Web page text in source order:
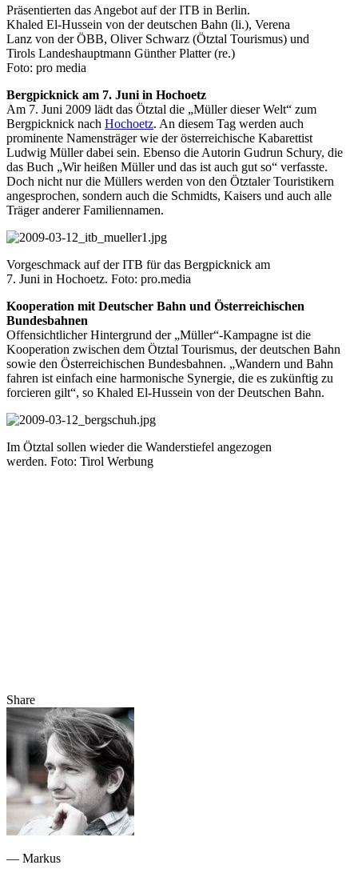
Präsentierten das Angebot auf der ITB in Berlin.
Khaled El-Hussein von der deutschen Bahn (li.), Verena
Lanz von der ÖBB, Oliver Schwarz (Ötztal Tourismus) und
Tirols Landeshauptmann Günther Platter (re.)
Foto: pro media
Bergpicknick am 7. Juni in Hochoetz
Am 7. Juni 2009 lädt das Ötztal die „Müller dieser Welt“ zum
Bergpicknick nach Hochoetz. An diesem Tag werden auch
prominente Namensträger wie der österreichische Kabarettist
Ludwig Müller dabei sein. Ebenso die Autorin Gudrun Schury, die
das Buch „Wir heißen Müller und das ist auch gut so“ verfasste.
Doch nicht nur die Müllers werden von den Ötztaler Touristikern
angesprochen, sondern auch die Schmidts, Kaisers und auch alle
Träger anderer Familiennamen.
Vorgeschmack auf der ITB für das Bergpicknick am
7. Juni in Hochoetz. Foto: pro.media
Kooperation mit Deutscher Bahn und Österreichischen
Bundesbahnen
Offensichtlicher Hintergrund der „Müller“-Kampagne ist die
Kooperation zwischen dem Ötztal Tourismus, der deutschen Bahn
sowie den Österreichischen Bundesbahnen. „Wandern und Bahn
fahren ist einfach eine harmonische Synergie, die es zukünftig zu
forcieren gilt“, so Khaled El-Hussein von der Deutschen Bahn.
Im Ötztal sollen wieder die Wanderstiefel angezogen
werden. Foto: Tirol Werbung
Share
— Markus